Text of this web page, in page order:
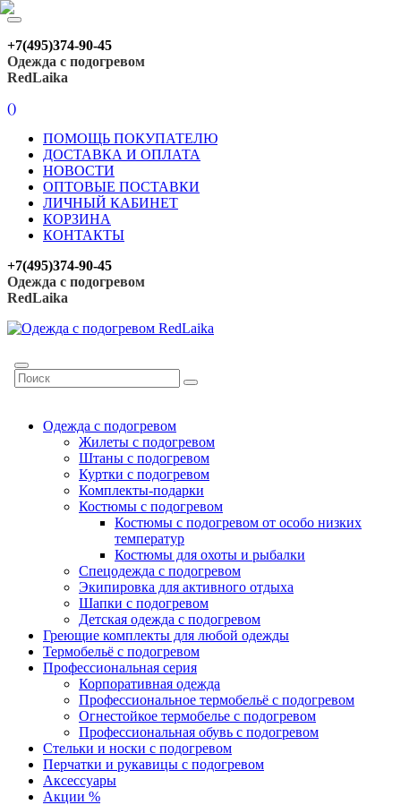
+7(495)374-90-45
Одежда с подогревом
RedLaika
()
ПОМОЩЬ ПОКУПАТЕЛЮ
ДОСТАВКА И ОПЛАТА
НОВОСТИ
ОПТОВЫЕ ПОСТАВКИ
ЛИЧНЫЙ КАБИНЕТ
КОРЗИНА
КОНТАКТЫ
+7(495)374-90-45
Одежда с подогревом
RedLaika
Одежда с подогревом
Жилеты с подогревом
Штаны с подогревом
Куртки с подогревом
Комплекты-подарки
Костюмы с подогревом
Костюмы с подогревом от особо низких
температур
Костюмы для охоты и рыбалки
Спецодежда с подогревом
Экипировка для активного отдыха
Шапки с подогревом
Детская одежда с подогревом
Греющие комплекты для любой одежды
Термобельё с подогревом
Профессиональная серия
Корпоративная одежда
Профессиональное термобельё с подогревом
Огнестойкое термобелье с подогревом
Профессиональная обувь с подогревом
Стельки и носки с подогревом
Перчатки и рукавицы с подогревом
Аксессуары
Акции %